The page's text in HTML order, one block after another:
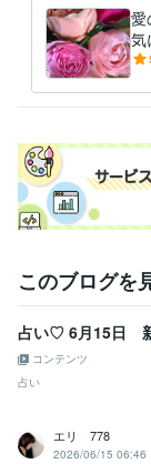
ライフスタイル・
資格・検定
環境社会検定
某協会認定占術資
占い スピリチュ
占い 電話占い
愛
気
このブログを
占い♡ 6月15日
コンテンツ
占い
エリ 778
2026/06/15 06:46